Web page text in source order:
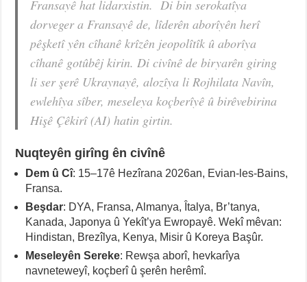
Fransayê hat lidarxistin. Di bin serokatîya
dorveger a Fransayê de, lîderên aborîyên herî
pêşketî yên cîhanê krîzên jeopolîtîk û aborîya
cîhanê gotûbêj kirin. Di civînê de biryarên giring
li ser şerê Ukraynayê, alozîya li Rojhilata Navîn,
ewlehîya sîber, meseleya koçberîyê û birêvebirina
Hişê Çêkirî (AI) hatin girtin.
Nuqteyên girîng ên civînê
Dem û Cî: 15–17ê Hezîrana 2026an, Evian-les-Bains,
Fransa.
Beşdar: DYA, Fransa, Almanya, Îtalya, Br’tanya,
Kanada, Japonya û Yekît’ya Ewropayê. Wekî mêvan:
Hindistan, Brezîlya, Kenya, Misir û Koreya Başûr.
Meseleyên Sereke: Rewşa aborî, hevkarîya
navneteweyî, koçberî û şerên herêmî.